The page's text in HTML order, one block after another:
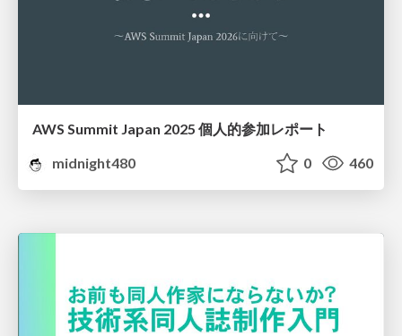
AWS Summit Japan 2025 個人的参加レポート
midnight480
0 460